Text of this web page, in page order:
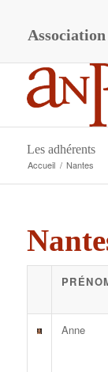
A
Les adhérents
Accueil / Nantes
Anne